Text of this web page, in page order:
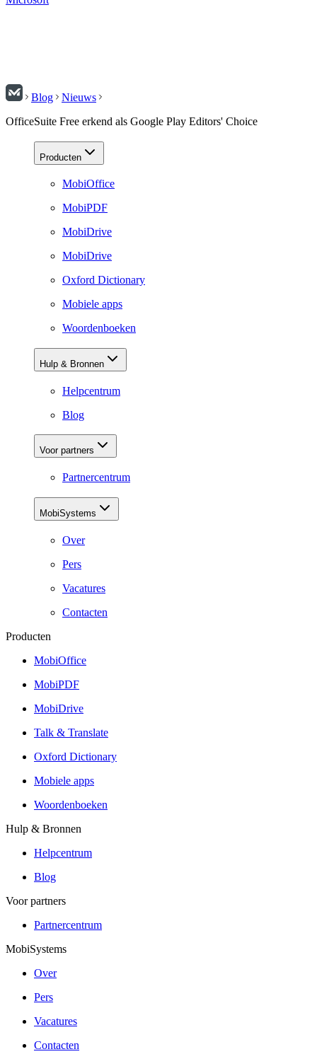
Blog
Nieuws
OfficeSuite Free erkend als Google Play Editors' Choice
Producten
MobiOffice
MobiPDF
MobiDrive
MobiDrive
Oxford Dictionary
Mobiele apps
Woordenboeken
Hulp & Bronnen
Helpcentrum
Blog
Voor partners
Partnercentrum
MobiSystems
Over
Pers
Vacatures
Contacten
Producten
MobiOffice
MobiPDF
MobiDrive
Talk & Translate
Oxford Dictionary
Mobiele apps
Woordenboeken
Hulp & Bronnen
Helpcentrum
Blog
Voor partners
Partnercentrum
MobiSystems
Over
Pers
Vacatures
Contacten